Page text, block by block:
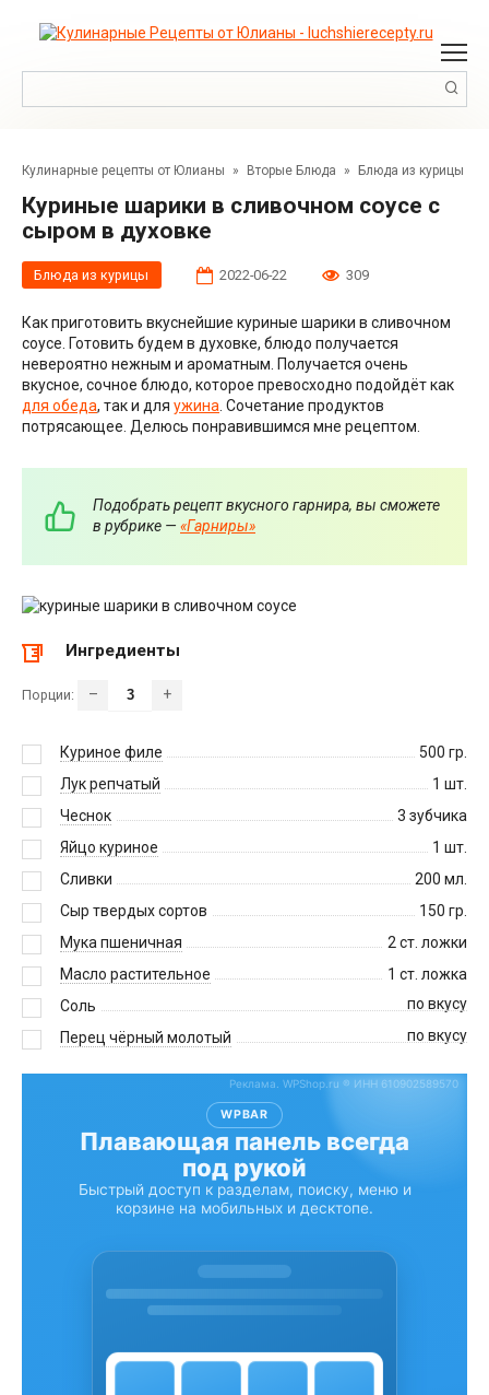
Кулинарные рецепты от Юлианы » Вторые Блюда » Блюда из курицы
Куриные шарики в сливочном соусе с
сыром в духовке
Блюда из курицы 2022-06-22 309
Как приготовить вкуснейшие куриные шарики в сливочном
соусе. Готовить будем в духовке, блюдо получается
невероятно нежным и ароматным. Получается очень
вкусное, сочное блюдо, которое превосходно подойдёт как
для обеда, так и для ужина . Сочетание продуктов
потрясающее. Делюсь понравившимся мне рецептом.
Подобрать рецепт вкусного гарнира, вы сможете
в рубрике — «Гарниры»
Ингредиенты
Порции: – +
Куриное филе 500 гр.
Лук репчатый
1 шт.
Чеснок
3 зубчика
Яйцо куриное
1 шт.
Сливки
200 мл.
Сыр твердых сортов
150 гр.
Мука пшеничная
2 ст. ложки
Масло растительное
1 ст. ложка
Соль
по вкусу
Перец чёрный молотый
по вкусу